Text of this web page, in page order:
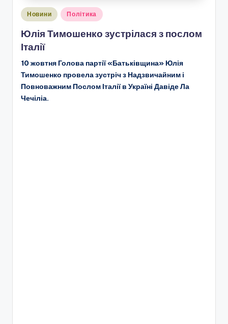
Опубліковано
Новини Політика
Юлія Тимошенко зустрілася з послом
Італії
10 жовтня Голова партії «Батьківщина» Юлія
Тимошенко провела зустріч з Надзвичайним і
Повноважним Послом Італії в Україні Давіде Ла
Чечіліа.